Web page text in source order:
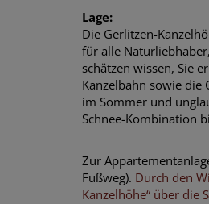
Lage:
Die Gerlitzen-
für alle
schätzen wissen, Sie
Kanzelbahn sowie die
im Sommer und
Schnee-Kombination
Zur
Fußweg). Durch den
Kanzelhöhe“ über die